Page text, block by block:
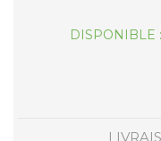
DISPONIBLE